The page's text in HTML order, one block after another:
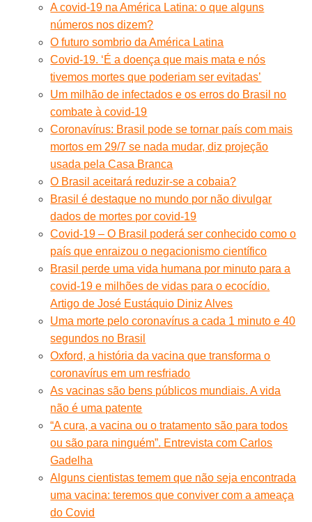
A covid-19 na América Latina: o que alguns
números nos dizem?
O futuro sombrio da América Latina
Covid-19. ‘É a doença que mais mata e nós
tivemos mortes que poderiam ser evitadas’
Um milhão de infectados e os erros do Brasil no
combate à covid-19
Coronavírus: Brasil pode se tornar país com mais
mortos em 29/7 se nada mudar, diz projeção
usada pela Casa Branca
O Brasil aceitará reduzir-se a cobaia?
Brasil é destaque no mundo por não divulgar
dados de mortes por covid-19
Covid-19 – O Brasil poderá ser conhecido como o
país que enraizou o negacionismo científico
Brasil perde uma vida humana por minuto para a
covid-19 e milhões de vidas para o ecocídio.
Artigo de José Eustáquio Diniz Alves
Uma morte pelo coronavírus a cada 1 minuto e 40
segundos no Brasil
Oxford, a história da vacina que transforma o
coronavírus em um resfriado
As vacinas são bens públicos mundiais. A vida
não é uma patente
“A cura, a vacina ou o tratamento são para todos
ou são para ninguém”. Entrevista com Carlos
Gadelha
Alguns cientistas temem que não seja encontrada
uma vacina: teremos que conviver com a ameaça
do Covid